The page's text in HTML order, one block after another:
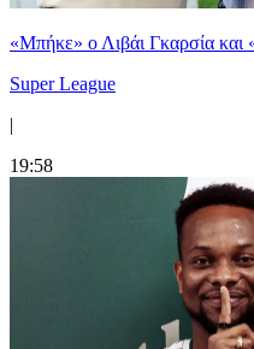
«Μπήκε» ο Λιβάι Γκαρσία και
Super League
|
19:58